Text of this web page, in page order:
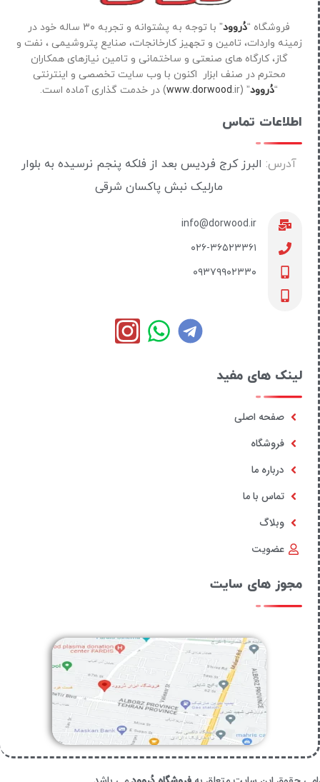
فروشگاه “دُروود
” با توجه به پشتوانه و تجربه ۳۰ ساله خود در
زمینه واردات، تامین و تجهیز کارخانجات، صنایع پتروشیمی ، نفت و
گاز، کارگاه های صنعتی و ساختمانی و تامین نیازهای همکاران
محترم در صنف ابزار اکنون با وب سایت تخصصی و اینترنتی
“دُروود” (
www.dorwood.ir) در خدمت گذاری آماده است.
اطلاعات تماس
آدرس: البرز کرج فردیس بعد از فلکه پنجم نرسیده به بلوار
مارلیک نبش پاکسان شرقی
info@dorwood.ir
۰۲۶-۳۶۵۲۳۳۶۱
۰۹۳۷۹۹۰۲۳۳۰
لینک های مفید
صفحه اصلی
فروشگاه
درباره ما
تماس با ما
وبلاگ
عضویت
مجوز های سایت